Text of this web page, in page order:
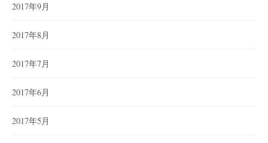
2017年9月
2017年8月
2017年7月
2017年6月
2017年5月